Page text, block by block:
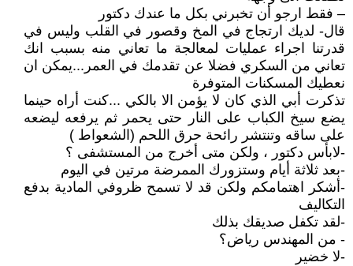
– فقط ارجو أن تخبرني بكل ما عندك دكتور
قال- لديك ارتجاج في المخ وقصور في القلب وليس في
قدرتنا اجراء عمليات لمعالجة ما تعاني منه بسبب انك
تعاني من السكري فضلا عن تقدمك في العمر...يمكن ان
نعطيك المسكنات المتوفرة
تذكرت أبي الذي كان لا يؤمن الا بالكي ...كنت أراه حينما
يضع سيخ الكباب على النار حتى يحمر ثم يرفعه ليضعه
على ساقه وتنتشر رائحة حرق اللحم (الشعواط )
-لابأس دكتور ، ولكن متى أخرج من المستشفى ؟
-بعد ثلاثة أيام وستزورك الممرضة مرتين في اليوم
-أشكر اهتمامكم ولكن قد لا تسمح ظروفي المادية بدفع
التكاليف
-لقد تكفل صديقك بذلك
- من المهندس رياض؟
-لا خضير